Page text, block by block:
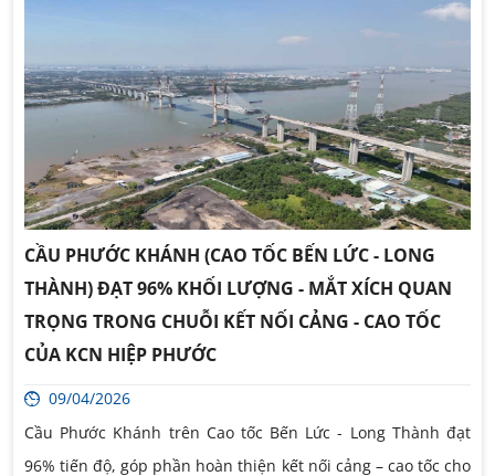
CẦU PHƯỚC KHÁNH (CAO TỐC BẾN LỨC - LONG
THÀNH) ĐẠT 96% KHỐI LƯỢNG - MẮT XÍCH QUAN
TRỌNG TRONG CHUỖI KẾT NỐI CẢNG - CAO TỐC
CỦA KCN HIỆP PHƯỚC
09/04/2026
Cầu Phước Khánh trên Cao tốc Bến Lức - Long Thành đạt
96% tiến độ, góp phần hoàn thiện kết nối cảng – cao tốc cho